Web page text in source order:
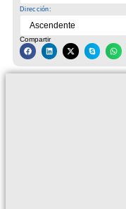
Dirección:
Compartir